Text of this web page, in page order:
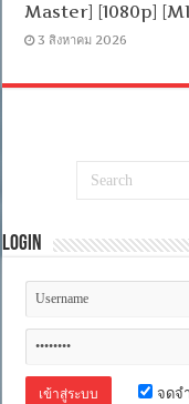
Master] [1080p]
3 สิงหาคม 2026
Login
จดจ